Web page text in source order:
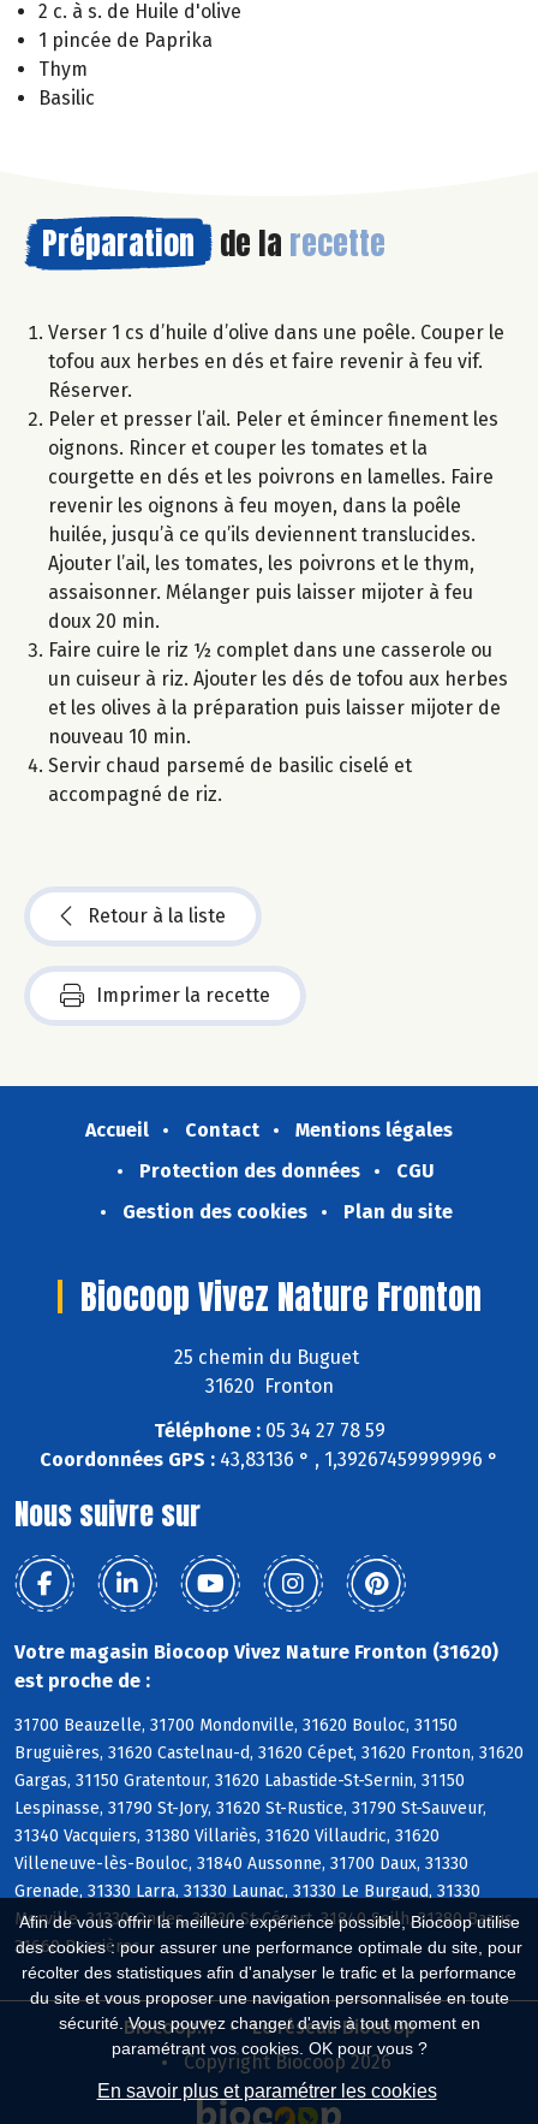
Afin de vous offrir la meilleure expérience possible, Biocoop utilise
des cookies : pour assurer une performance optimale du site, pour
récolter des statistiques afin d'analyser le trafic et la performance
du site et vous proposer une navigation personnalisée en toute
sécurité. Vous pouvez changer d'avis à tout moment en
paramétrant vos cookies. OK pour vous ?
En savoir plus et paramétrer les cookies
2 c. à s. de Huile d'olive
1 pincée de Paprika
Thym
Basilic
Préparation de la recette
Verser 1 cs d’huile d’olive dans une poêle. Couper le
tofou aux herbes en dés et faire revenir à feu vif.
Réserver.
Peler et presser l’ail. Peler et émincer finement les
oignons. Rincer et couper les tomates et la
courgette en dés et les poivrons en lamelles. Faire
revenir les oignons à feu moyen, dans la poêle
huilée, jusqu’à ce qu’ils deviennent translucides.
Ajouter l’ail, les tomates, les poivrons et le thym,
assaisonner. Mélanger puis laisser mijoter à feu
doux 20 min.
Faire cuire le riz ½ complet dans une casserole ou
un cuiseur à riz. Ajouter les dés de tofou aux herbes
et les olives à la préparation puis laisser mijoter de
nouveau 10 min.
Servir chaud parsemé de basilic ciselé et
accompagné de riz.
Retour à la liste
Imprimer la recette
Accueil Contact
Mentions légales
Protection des données
CGU
Gestion des cookies
Plan du site
Biocoop Vivez Nature Fronton
25 chemin du Buguet
31620 Fronton
Téléphone :05 34 27 78 59
Coordonnées GPS : 43,83136 ° , 1,39267459999996 °
Nous suivre sur
Votre magasin Biocoop Vivez Nature Fronton (31620)
est proche de :
31700 Beauzelle, 31700 Mondonville, 31620 Bouloc, 31150
Bruguières, 31620 Castelnau-d, 31620 Cépet, 31620 Fronton, 31620
Gargas, 31150 Gratentour, 31620 Labastide-St-Sernin, 31150
Lespinasse, 31790 St-Jory, 31620 St-Rustice, 31790 St-Sauveur,
31340 Vacquiers, 31380 Villariès, 31620 Villaudric, 31620
Villeneuve-lès-Bouloc, 31840 Aussonne, 31700 Daux, 31330
Grenade, 31330 Larra, 31330 Launac, 31330 Le Burgaud, 31330
Merville, 31330 Ondes, 31330 St-Cézert, 31840 Seilh, 31380 Bazus,
31660 Bessières
Biocoop.fr
Le réseau Biocoop
Copyright Biocoop 2026